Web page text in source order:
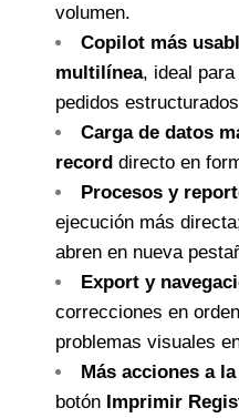
volumen.
Copilot más
multilínea, ideal
pedidos
Carga de datos
record directo en
Procesos y
ejecución más
abren en nueva
Export y
correcciones en
problemas visuales
Más acciones a
botón Imprimir